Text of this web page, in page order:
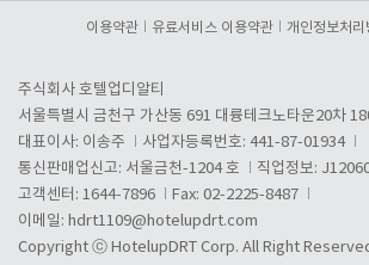
이용약관 유료서비스 이용약관 개인정보처리
주식회사 호텔업디알티
서울특별시 금천구 가산동 691 대륭테크노타운20차
대표이사: 이송주
사업자등록번호: 441-87-01934
통신판매업신고: 서울금천-1204 호
직업정보:
고객센터: 1644-7896
Fax: 02-2225-8487
이메일: hdrt1109@hotelupdrt.com
Copyright ⓒ HotelupDRT Corp. All Right